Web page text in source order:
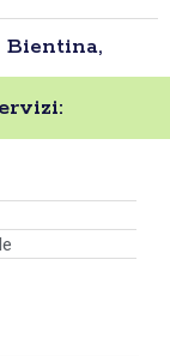
Bientina,